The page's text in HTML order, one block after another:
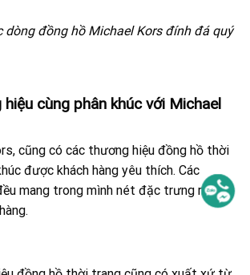
dòng đồng hồ Michael Kors đính đá quý
cùng phân khúc với Michael
cũng có các thương hiệu đồng hồ thời
được khách hàng yêu thích. Các
mang trong mình nét đặc trưng riêng